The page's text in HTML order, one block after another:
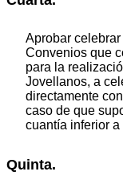
Aprobar
Convenios que
para la
Jovellanos, a
directamente
caso de que
cuantía inferior
Quinta.